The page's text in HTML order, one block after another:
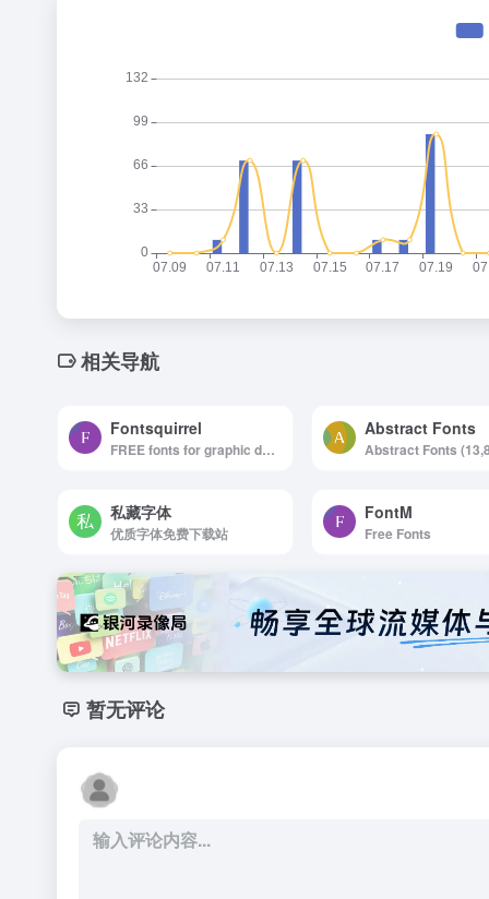
相关导航
Fontsquirrel
FREE fonts for graphic designers
Abstract Fonts
私藏字体
优质字体免费下载站
FontM
Free Fonts
暂无评论